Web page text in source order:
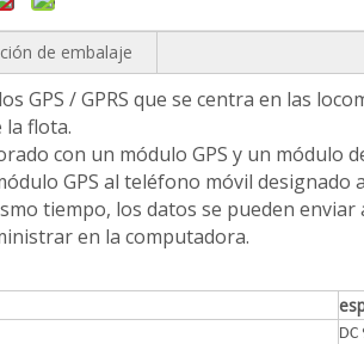
de embalaje
GPS / GPRS que se centra en las
la flota.
con un módulo GPS y un módulo
GPS al teléfono móvil designado
tiempo, los datos se pueden
en la computadora.
DC